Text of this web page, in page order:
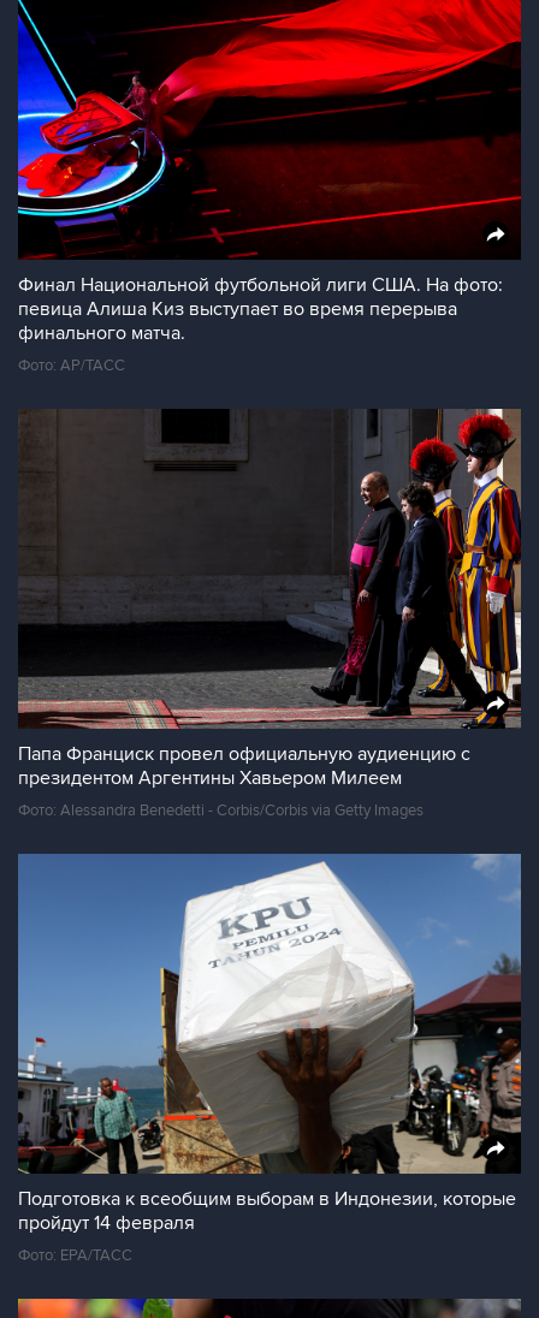
Финал Национальной футбольной лиги США. На фото:
певица Алиша Киз выступает во время перерыва
финального матча.
Фото: AP/ТАСС
Папа Франциск провел официальную аудиенцию с
президентом Аргентины Хавьером Милеем
Фото: Alessandra Benedetti - Corbis/Corbis via Getty Images
Подготовка к всеобщим выборам в Индонезии, которые
пройдут 14 февраля
Фото: EPA/ТАСС